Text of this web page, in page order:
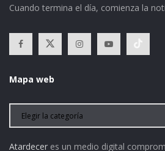
Cuando termina el día, comienza la
Mapa web
Atardecer es un medio digital